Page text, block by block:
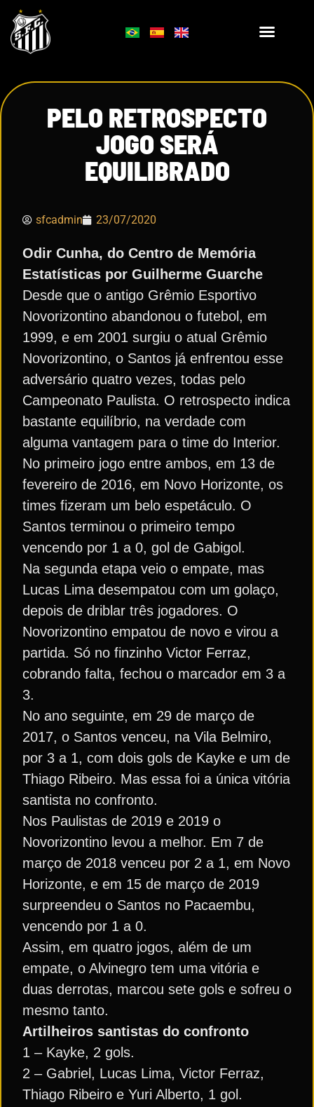
PELO RETROSPECTO
JOGO SERÁ
EQUILIBRADO
sfcadmin 23/07/2020
Odir Cunha, do Centro de Memória
Estatísticas por Guilherme Guarche
Desde que o antigo Grêmio Esportivo
Novorizontino abandonou o futebol, em
1999, e em 2001 surgiu o atual Grêmio
Novorizontino, o Santos já enfrentou esse
adversário quatro vezes, todas pelo
Campeonato Paulista. O retrospecto indica
bastante equilíbrio, na verdade com
alguma vantagem para o time do Interior.
No primeiro jogo entre ambos, em 13 de
fevereiro de 2016, em Novo Horizonte, os
times fizeram um belo espetáculo. O
Santos terminou o primeiro tempo
vencendo por 1 a 0, gol de Gabigol.
Na segunda etapa veio o empate, mas
Lucas Lima desempatou com um golaço,
depois de driblar três jogadores. O
Novorizontino empatou de novo e virou a
partida. Só no finzinho Victor Ferraz,
cobrando falta, fechou o marcador em 3 a
3.
No ano seguinte, em 29 de março de
2017, o Santos venceu, na Vila Belmiro,
por 3 a 1, com dois gols de Kayke e um de
Thiago Ribeiro. Mas essa foi a única vitória
santista no confronto.
Nos Paulistas de 2019 e 2019 o
Novorizontino levou a melhor. Em 7 de
março de 2018 venceu por 2 a 1, em Novo
Horizonte, e em 15 de março de 2019
surpreendeu o Santos no Pacaembu,
vencendo por 1 a 0.
Assim, em quatro jogos, além de um
empate, o Alvinegro tem uma vitória e
duas derrotas, marcou sete gols e sofreu o
mesmo tanto.
Artilheiros santistas do confronto
1 – Kayke, 2 gols.
2 – Gabriel, Lucas Lima, Victor Ferraz,
Thiago Ribeiro e Yuri Alberto, 1 gol.